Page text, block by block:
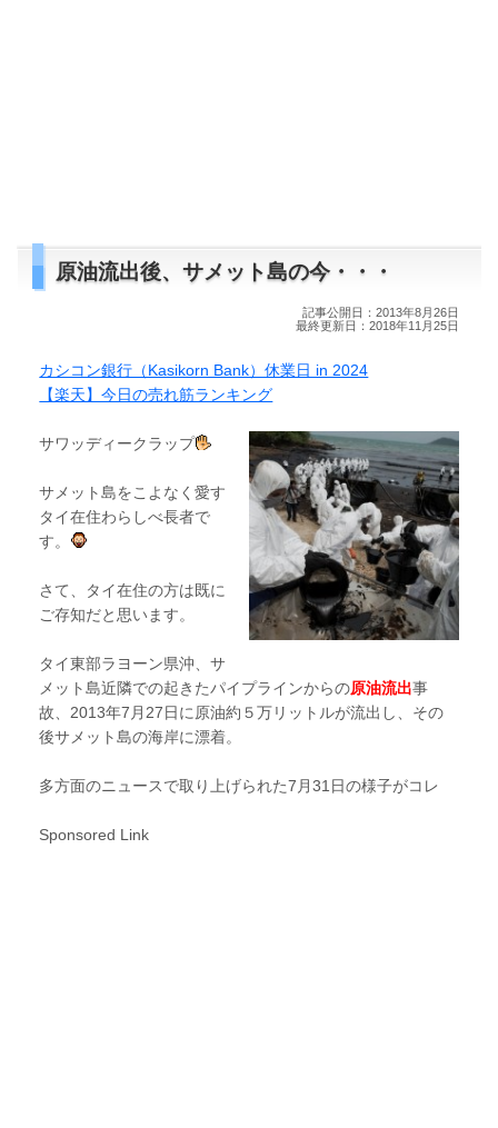
原油流出後、サメット島の今・・・
記事公開日：2013年8月26日
最終更新日：2018年11月25日
カシコン銀行（Kasikorn Bank）休業日 in 2024
【楽天】今日の売れ筋ランキング
サワッディークラップ
サメット島をこよなく愛す
タイ在住わらしべ長者で
す。
さて、タイ在住の方は既に
ご存知だと思います。
タイ東部ラヨーン県沖、サ
メット島近隣での起きたパイプラインからの原油流出事
故、2013年7月27日に原油約５万リットルが流出し、その
後サメット島の海岸に漂着。
多方面のニュースで取り上げられた7月31日の様子がコレ
Sponsored Link